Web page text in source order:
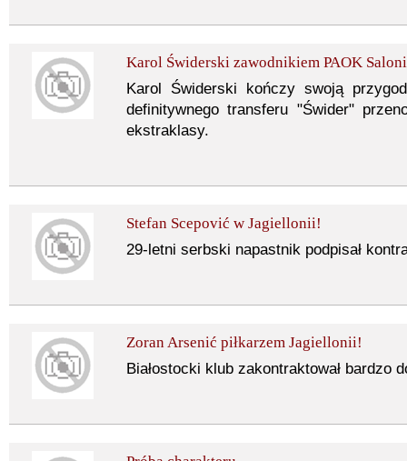
Karol Świderski zawodnikiem PAOK
Karol Świderski kończy swoją
definitywnego transferu "Świder"
ekstraklasy.
Stefan Scepović w Jagiellonii!
29-letni serbski napastnik podpisał
Zoran Arsenić piłkarzem Jagiellonii!
Białostocki klub zakontraktował bardzo